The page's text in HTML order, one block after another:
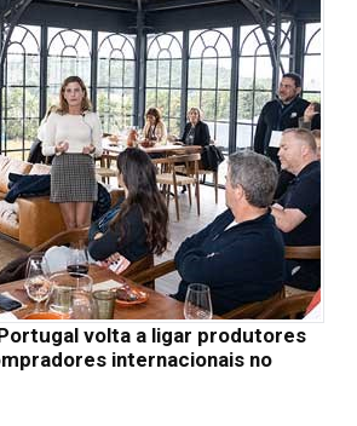
volta a ligar produtores
internacionais no